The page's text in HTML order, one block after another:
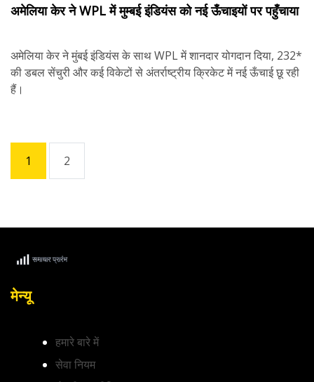
अमेलिया केर ने WPL में मुम्बई इंडियंस को नई ऊँचाइयों पर पहुँचाया
अमेलिया केर ने मुंबई इंडियंस के साथ WPL में शानदार योगदान दिया, 232*
की डबल सेंचुरी और कई विकेटों से अंतर्राष्ट्रीय क्रिकेट में नई ऊँचाई छू रही
हैं।
1 2
मेन्यू
हमारे बारे में
सेवा नियम